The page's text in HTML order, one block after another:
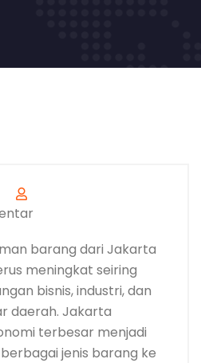
barang dari Jakarta
meningkat seiring
bisnis, industri, dan
daerah. Jakarta
terbesar menjadi
jenis barang ke